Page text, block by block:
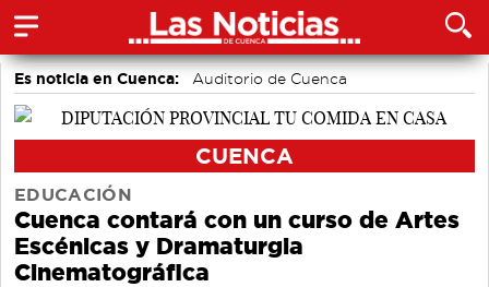
Es noticia en Cuenca: Auditorio de Cuenca
CUENCA
EDUCACIÓN
Cuenca contará con un curso de Artes
Escénicas y Dramaturgia
Cinematográfica